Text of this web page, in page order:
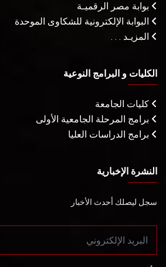
بوابة مصر الرقميـة
البوابة الإلكترونية للشكاوى الموحدة
المزيـد . . .
الكليات و البرامج النوعية
كليات الجامعة
برامج المرحلة الجامعية الأولى
برامج الدراسات العليا
النشرة الإخبارية
سجل ليصلك أحدث الأخبار